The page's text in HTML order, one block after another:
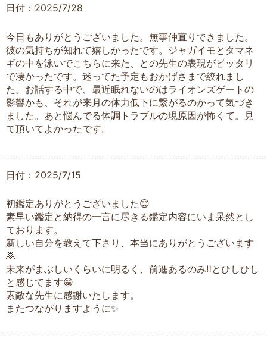
日付：2025/7/28
今日もありがとうございました。無事仲直りできました。
彼の気持ちが知れて嬉しかったです。ジャガイモとタマネ
ギの中を泳いでこちらに来た、との先生の表現がピッタリ
で凄かったです。迷ってた予定もおかげさまで絞れまし
た。お話する中で、最近眠れないのはライオンズゲートの
影響かも、それが来月の体力低下に繋がるのかって気づき
ました。あと悩んでる体調トラブルの現原因が怖くて。見
て頂いてよかったです。
日付：2025/7/15
初鑑定ありがとうございました😊
素早い鑑定と納得の一言に尽きる鑑定内容にいま呆然とし
ております。
新しい自分を教えて下さり、本当にありがとうございます
🙇
未来がまぶしいくらいに明るく、前進あるのみ‼️とひしひし
と感じてます😁
素敵な先生に感謝いたします。
またつながりますように✨